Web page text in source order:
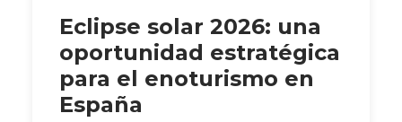
Eclipse solar 2026: una
oportunidad estratégica
para el enoturismo en
España